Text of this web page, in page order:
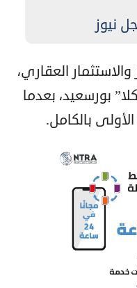
نيوز
العقاري،
بورسعيد، بعدما
بالكامل.